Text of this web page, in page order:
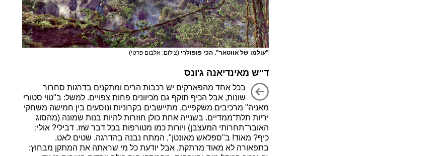
"עולמו של אווטאר". הכי פופולרי (צילום: אלבום פרטי)
ד"ש מאינדיאנה ג'ונס
בכל אחד מהפארקים יש רכבות הרים ומתקנים בדרגות סחרור
שונות, אבל הכיף תוקף גם מכיוונים פחות צפויים. למשל: ב"טוי סטורי
מאניה" מרכיבים משקפיים, מתיישבים בקרוניות ונוסעים בין חמישה משחקי
יריות תלת־ממדיים. בשנייה אחת כולן חוזרות להיות בנות שמונה (מהסוג
האובר־תחרותי המעצבן) ויורות כמו מטורפות בכל דבר שזז. דבילי? אולי;
כיף? מאוד! ב"ספלאש מאונטן", המתח נבנה בהדרגה. שטים לאט,
בתפאורה לא מאוד מרתקת, אבל יודעת כל מי שראתה את המתקן מבחוץ: